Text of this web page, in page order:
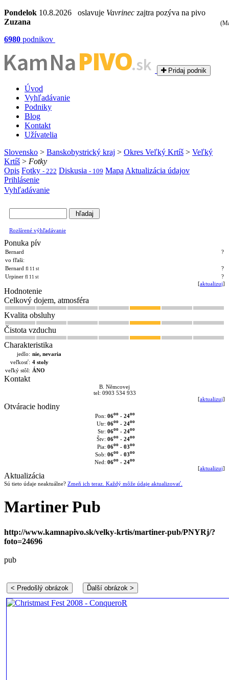
Pondelok 10.8.2026 oslavuje Vavrinec zajtra pozýva na pivo
Zuzana
6980 podnikov
Kam NaPIVO.sk Pridaj podnik
Úvod
Vyhľadávanie
Podniky
Blog
Kontakt
Užívatelia
Slovensko > Banskobystrický kraj > Okres Veľký Krtíš > Veľký
Krtíš > Fotky
Opis Fotky - 222 Diskusia - 109 Mapa Aktualizácia údajov
Prihlásenie
Vyhľadávanie
Rozšírené výhľadávanie
Ponuka pív
Bernard
?
vo fľaši:
Bernard fl 11 st
?
Urpiner fl 11 st
?
[aktualizuj]
Hodnotenie
Celkový dojem, atmosféra
Kvalita obsluhy
Čistota vzduchu
Charakteristika
jedlo: nie, nevaria
veľkosť: 4 stoly
veľký stôl: ÁNO
Kontakt
B. Němcovej
tel: 0903 534 933
[aktualizuj]
Otváracie hodiny
Pon: 06oo- 24oo
Utr: 06oo- 24oo
Str: 06oo- 24oo
Štv: 06oo- 24oo
Pia: 06oo- 03oo
Sob: 06oo- 03oo
Ned: 06oo- 24oo
[aktualizuj]
Aktualizácia
Sú tieto údaje neaktuálne? Zmeň ich teraz. Každý môže údaje aktualizovať.
Martiner Pub
http://www.kamnapivo.sk/velky-krtis/martiner-pub/PNYRj/?
foto=24696
pub